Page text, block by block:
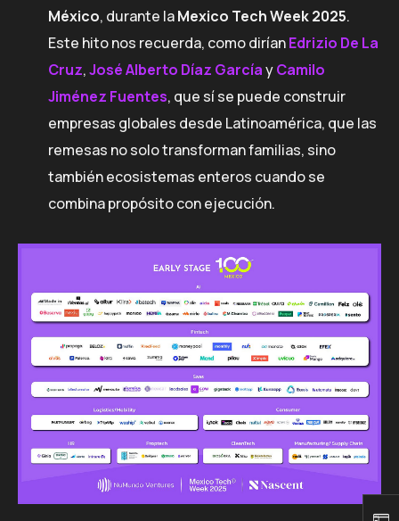
México, durante laMexico Tech Week 2025.
Este hito nos recuerda, como diríanEdrizio De La
Cruz,José Alberto Díaz GarcíayCamilo
Jiménez Fuentes, que sí se puede construir
empresas globales desde Latinoamérica, que las
remesas no solo transforman familias, sino
también ecosistemas enteros cuando se
combina propósito con ejecución.